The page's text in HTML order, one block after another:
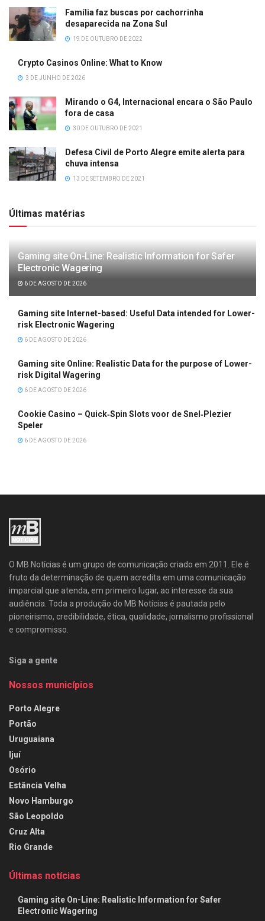
Família faz buscas por cachorrinha
desaparecida na Zona Sul
19 DE OUTUBRO DE 2022
Crypto Casinos Online: What to Know
3 DE JUNHO DE 2026
Mirando o G4, Internacional encara o São Paulo
fora de casa
30 DE OUTUBRO DE 2021
Defesa Civil de Porto Alegre emite alerta para
chuva intensa
13 DE SETEMBRO DE 2021
Últimas matérias
Gaming site On-Line: Realistic Information for Safer
Electronic Wagering
6 DE AGOSTO DE 2026
Gaming site Internet-based: Useful Data intended for Lower-
risk Electronic Wagering
6 DE AGOSTO DE 2026
Gaming site Online: Realistic Data for the purpose of Lower-
risk Digital Wagering
6 DE AGOSTO DE 2026
Cookie Casino – Quick‑Spin Slots voor de Snel‑Plezier
Speler
6 DE AGOSTO DE 2026
O MB Notícias é um grupo de comunicação criado em 2011. Ele é
fruto da determinação de quem acredita em uma comunicação
imparcial que atenda, em primeiro lugar, ao interesse da sua
audiência. Toda a produção do MB Notícias é pautada pelo
pioneirismo, credibilidade, ética, qualidade, jornalismo profissional
e compromisso.
Siga a gente
Nossos municípios
Porto Alegre
Portão
Uruguaiana
Ijuí
Osório
Estância Velha
Novo Hamburgo
São Leopoldo
Cruz Alta
Rio Grande
Últimas notícias
Gaming site On-Line: Realistic Information for Safer
Electronic Wagering